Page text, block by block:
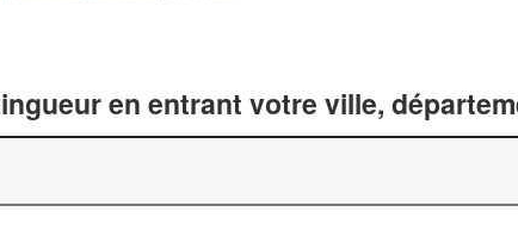
en entrant votre ville,